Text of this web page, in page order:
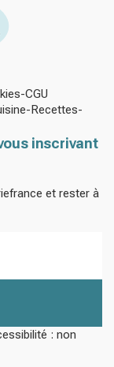
CGU
Recettes
inscrivant
et rester à
: non